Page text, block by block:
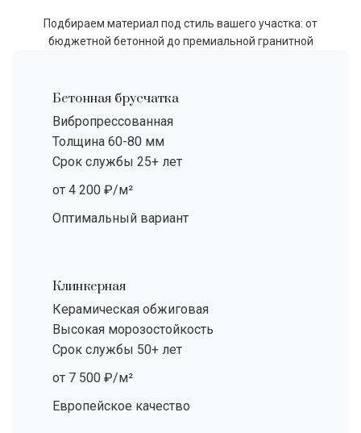
Подбираем материал под стиль вашего участка: от
бюджетной бетонной до премиальной гранитной
Бетонная брусчатка
Вибропрессованная
Толщина 60-80 мм
Срок службы 25+ лет
от 4 200 ₽/м²
Оптимальный вариант
Клинкерная
Керамическая обжиговая
Высокая морозостойкость
Срок службы 50+ лет
от 7 500 ₽/м²
Европейское качество